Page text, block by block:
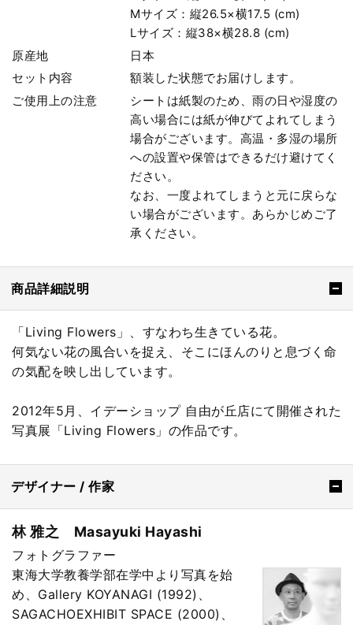
Mサイズ：縦26.5×横17.5 (cm)
Lサイズ：縦38×横28.8 (cm)
原産地
日本
セット内容
額装した状態でお届けします。
ご使用上の注意
シートは紙製のため、雨の日や湿度の
高い場合には紙が伸びてよれてしまう
場合がございます。高温・多湿の場所
への設置や保管はできるだけ避けてく
ださい。
なお、一度よれてしまうと元に戻らな
い場合がございます。あらかじめご了
承ください。
商品詳細説明
「Living Flowers」、すなわち生きている花。
何気ない花の風合いを捉え、そこにほんのりと息づく命
の気配を映し出しています。
2012年5月、イデーショップ 自由が丘店にて開催された
写真展「Living Flowers」の作品です。
デザイナー / 作家
林 雅之 Masayuki Hayashi
フォトグラファー
東海大学教養学部在学中より写真を始
め、Gallery KOYANAGI (1992)、
SAGACHOEXHIBIT SPACE (2000)、